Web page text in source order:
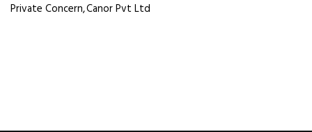
Private Concern Canor Pvt Ltd